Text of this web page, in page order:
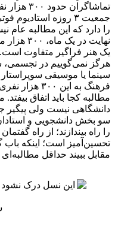
جمعیت ۳ روزه
را دارد که این مطالبه
نهایت
یک هنر فراگیر متفاوت
هرگز نمی‌گوییم در تجسمی،
سینما یا موسیقی
فرهنگ به این
مطالبه کجا باید اتفاق
دانشگاهی نیست ولی
سو بخش دانشجویی و
را راه بیندازند؛ از راه
تحسین‌آمیز است؛ اینکه
مقابل ببیند حداقل